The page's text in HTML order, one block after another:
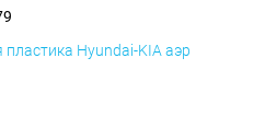
Hyundai-KIA аэр